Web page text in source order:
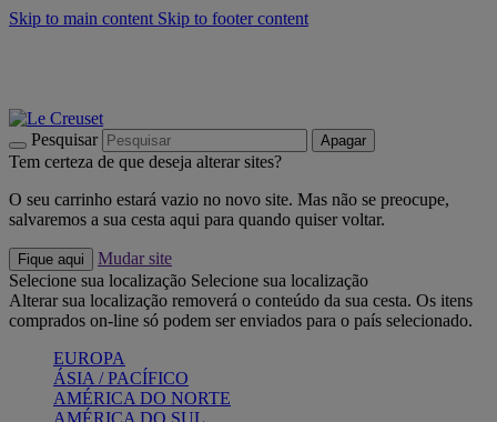
Skip to main content Skip to footer content
Pesquisar Apagar
Tem certeza de que deseja alterar sites?
O seu carrinho estará vazio no novo site. Mas não se preocupe,
salvaremos a sua cesta aqui para quando quiser voltar.
Fique aqui
Mudar site
Selecione sua localização Selecione sua localização
Alterar sua localização removerá o conteúdo da sua cesta. Os itens
comprados on-line só podem ser enviados para o país selecionado.
EUROPA
ÁSIA / PACÍFICO
AMÉRICA DO NORTE
AMÉRICA DO SUL